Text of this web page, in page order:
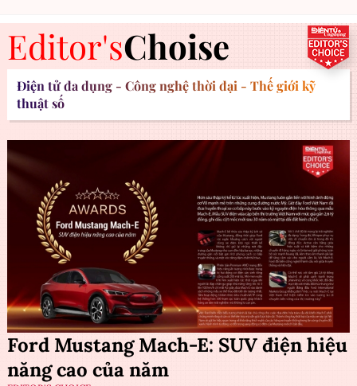
Editor'sChoise
Điện tử đa dụng - Công nghệ thời đại - Thế giới kỹ
thuật số
Ford Mustang Mach-E: SUV điện hiệu
năng cao của năm